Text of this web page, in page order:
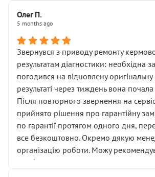
Олег П.
5 months ago
Звернувся з приводу ремонту
результатам діагностики: необхідна
погодився на відновлену оригінальну
результаті через тиждень вона
Після повторного звернення на
прийнято рішення про гарантійну
по гарантії протягом одного дня,
все безкоштовно. Окремо дякую
організацію роботи. Можу
сервіс.